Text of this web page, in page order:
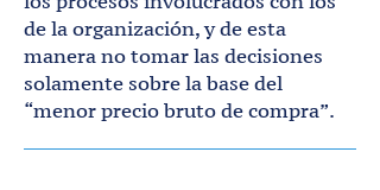
de la organización, y de esta
manera no tomar las decisiones
solamente sobre la base del
“menor precio bruto de compra”.